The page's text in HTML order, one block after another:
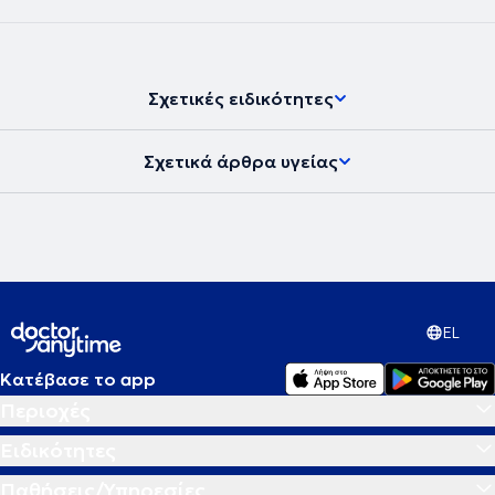
Σχετικές ειδικότητες
Σχετικά άρθρα υγείας
EL
Κατέβασε το app